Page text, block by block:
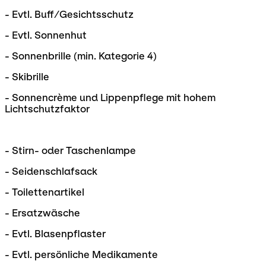
- Evtl. Buff/Gesichtsschutz
- Evtl. Sonnenhut
- Sonnenbrille (min. Kategorie 4)
- Skibrille
- Sonnencrème und Lippenpflege mit hohem
Lichtschutzfaktor
- Stirn- oder Taschenlampe
- Seidenschlafsack
- Toilettenartikel
- Ersatzwäsche
- Evtl. Blasenpflaster
- Evtl. persönliche Medikamente